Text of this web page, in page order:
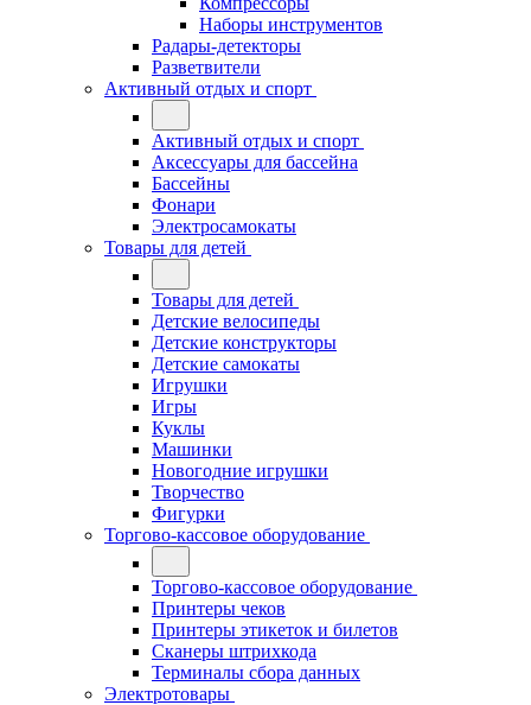
Наборы инструментов
Радары-детекторы
Разветвители
Активный отдых и спорт
Активный отдых и спорт
Аксессуары для бассейна
Бассейны
Фонари
Электросамокаты
Товары для детей
Товары для детей
Детские велосипеды
Детские конструкторы
Детские самокаты
Игрушки
Игры
Куклы
Машинки
Новогодние игрушки
Творчество
Фигурки
Торгово-кассовое оборудование
Торгово-кассовое оборудование
Принтеры чеков
Принтеры этикеток и билетов
Сканеры штрихкода
Терминалы сбора данных
Электротовары